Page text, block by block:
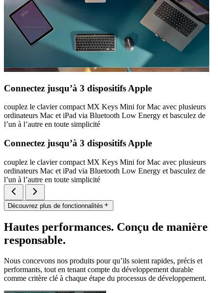
Connectez jusqu’à 3 dispositifs Apple
couplez le clavier compact MX Keys Mini for Mac avec plusieurs
ordinateurs Mac et iPad via Bluetooth Low Energy et basculez de
l’un à l’autre en toute simplicité
Connectez jusqu’à 3 dispositifs Apple
couplez le clavier compact MX Keys Mini for Mac avec plusieurs
ordinateurs Mac et iPad via Bluetooth Low Energy et basculez de
l’un à l’autre en toute simplicité
Découvrez plus de fonctionnalités
Hautes performances. Conçu de manière
responsable.
Nous concevons nos produits pour qu’ils soient rapides, précis et
performants, tout en tenant compte du développement durable
comme critère clé à chaque étape du processus de développement.